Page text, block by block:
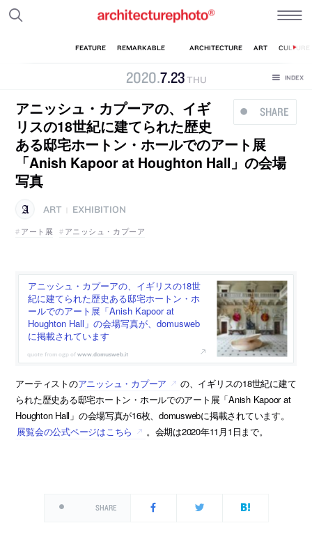
2020.7.23THU
SHARE
アニッシュ・カプーアの、イギ
リスの18世紀に建てられた歴史
ある邸宅ホートン・ホールでのアート展
「Anish Kapoor at Houghton Hall」の会場
写真
ART
EXHIBITION
アート展
アニッシュ・カプーア
アニッシュ・カプーアの、イギリスの18世
紀に建てられた歴史ある邸宅ホートン・ホ
ールでのアート展「Anish Kapoor at
Houghton Hall」の会場写真が、domusweb
に掲載されています
www.domusweb.it
アーティストのアニッシュ・カプーア
の、イギリスの18世紀に建て
られた歴史ある邸宅ホートン・ホールでのアート展「Anish Kapoor at
Houghton Hall」の会場写真が16枚、domuswebに掲載されています。
展覧会の公式ページはこちら
。会期は2020年11月1日まで。
SHARE